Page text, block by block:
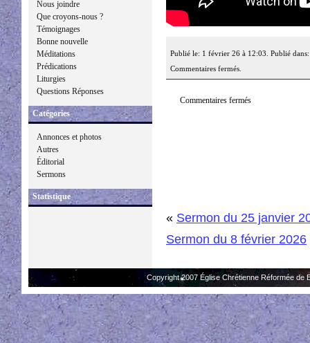
Nous joindre
Que croyons-nous ?
Témoignages
Bonne nouvelle
Méditations
Prédications
Liturgies
Questions Réponses
Catégories
Annonces et photos
Autres
Éditorial
Sermons
Statistique
Publié le: 1 février 26 à 12:03. Publié
Commentaires fermés.
Commentaires fermés
« Sermon du 25 janvier
Sermon du 8 février 2026
Copyright 2007 Église Chrétienne Réformée de